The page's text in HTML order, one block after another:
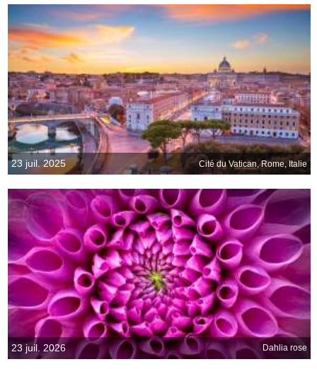
23 juil. 2025 Cité du Vatican, Rome, Italie
23 juil. 2026 Dahlia rose